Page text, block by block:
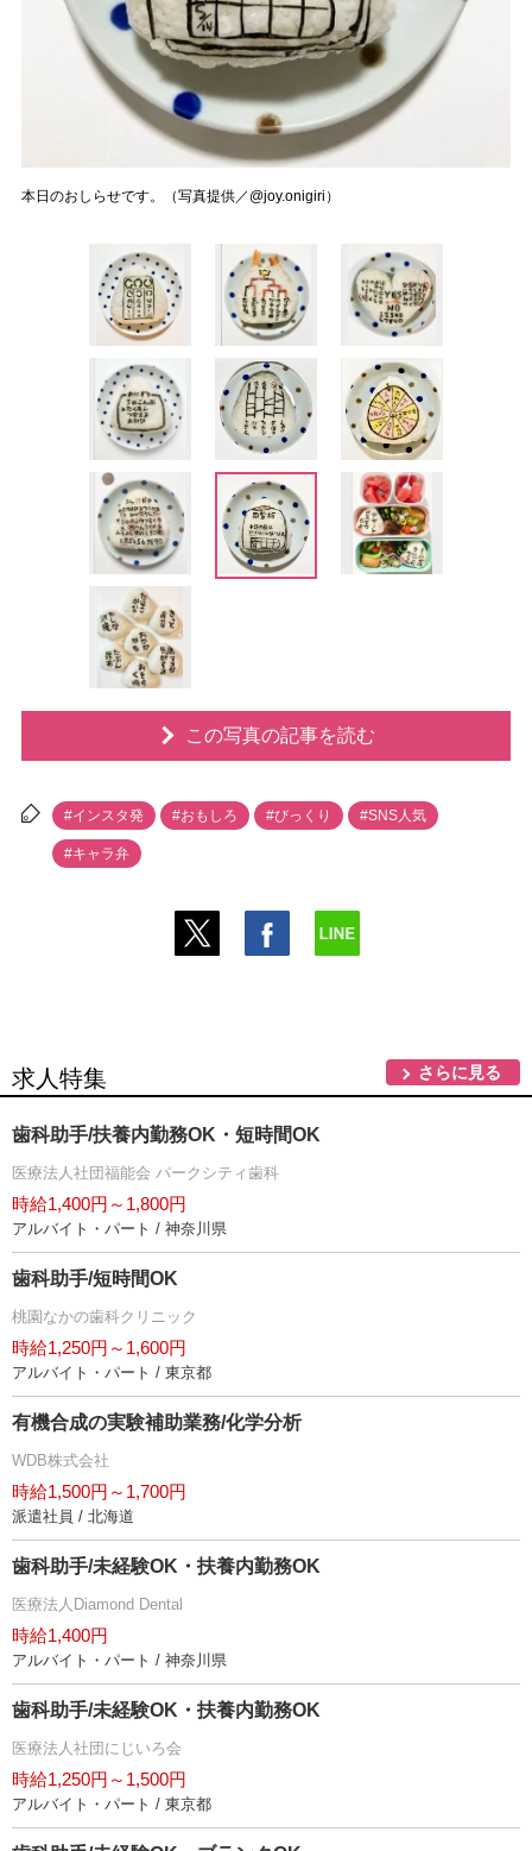
本日のおしらせです。（写真提供／@joy.onigiri）
この写真の記事を読む
#インスタ発 #おもしろ #びっくり #SNS人気
#キャラ弁
求人特集 さらに見る
歯科助手/扶養内勤務OK・短時間OK
医療法人社団福能会 パークシティ歯科
時給1,400円～1,800円
アルバイト・パート / 神奈川県
歯科助手/短時間OK
桃園なかの歯科クリニック
時給1,250円～1,600円
アルバイト・パート / 東京都
有機合成の実験補助業務/化学分析
WDB株式会社
時給1,500円～1,700円
派遣社員 / 北海道
歯科助手/未経験OK・扶養内勤務OK
医療法人Diamond Dental
時給1,400円
アルバイト・パート / 神奈川県
歯科助手/未経験OK・扶養内勤務OK
医療法人社団にじいろ会
時給1,250円～1,500円
アルバイト・パート / 東京都